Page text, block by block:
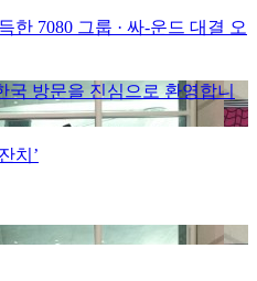
한 7080 그룹 · 싸-운드 대결 오
국 방문을 진심으로 환영합니
치’